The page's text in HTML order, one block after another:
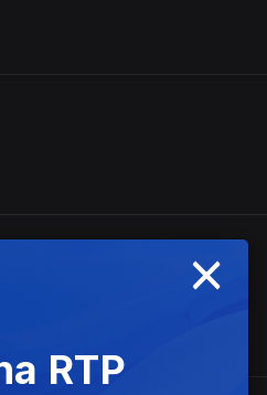
e
×
RTP